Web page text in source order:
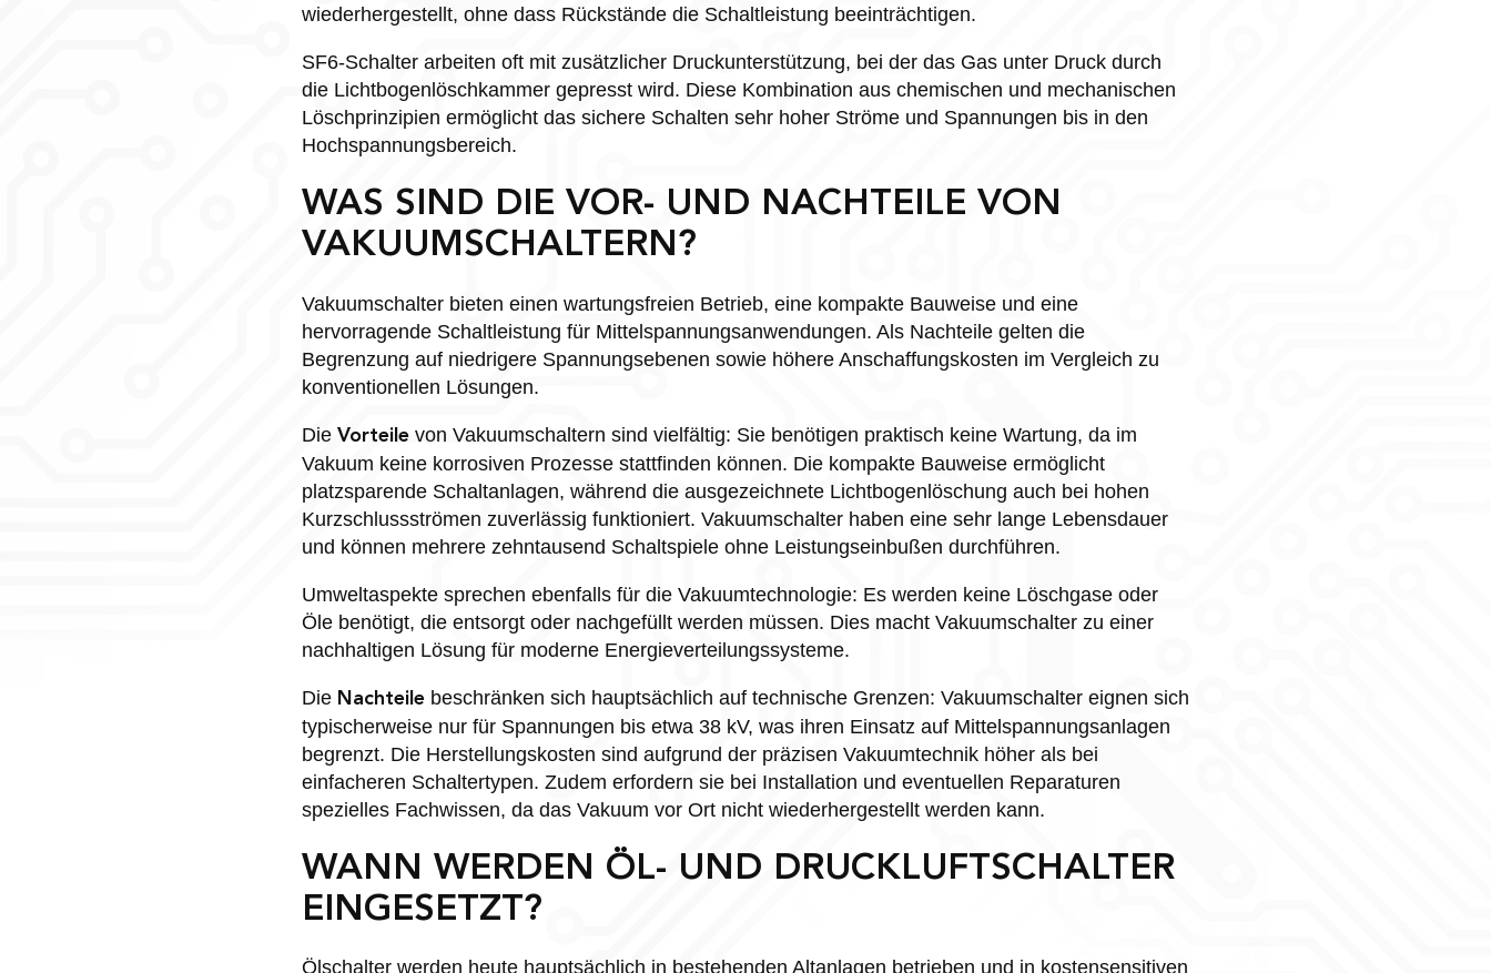
wiederhergestellt, ohne dass Rückstände die Schaltleistung beeinträchtigen.
SF6-Schalter arbeiten oft mit zusätzlicher Druckunterstützung, bei der das Gas unter Druck durch
die Lichtbogenlöschkammer gepresst wird. Diese Kombination aus chemischen und mechanischen
Löschprinzipien ermöglicht das sichere Schalten sehr hoher Ströme und Spannungen bis in den
Hochspannungsbereich.
WAS SIND DIE VOR- UND NACHTEILE VON
VAKUUMSCHALTERN?
Vakuumschalter bieten einen wartungsfreien Betrieb, eine kompakte Bauweise und eine
hervorragende Schaltleistung für Mittelspannungsanwendungen. Als Nachteile gelten die
Begrenzung auf niedrigere Spannungsebenen sowie höhere Anschaffungskosten im Vergleich zu
konventionellen Lösungen.
Die Vorteile von Vakuumschaltern sind vielfältig: Sie benötigen praktisch keine Wartung, da im
Vakuum keine korrosiven Prozesse stattfinden können. Die kompakte Bauweise ermöglicht
platzsparende Schaltanlagen, während die ausgezeichnete Lichtbogenlöschung auch bei hohen
Kurzschlussströmen zuverlässig funktioniert. Vakuumschalter haben eine sehr lange Lebensdauer
und können mehrere zehntausend Schaltspiele ohne Leistungseinbußen durchführen.
Umweltaspekte sprechen ebenfalls für die Vakuumtechnologie: Es werden keine Löschgase oder
Öle benötigt, die entsorgt oder nachgefüllt werden müssen. Dies macht Vakuumschalter zu einer
nachhaltigen Lösung für moderne Energieverteilungssysteme.
Die Nachteile beschränken sich hauptsächlich auf technische Grenzen: Vakuumschalter eignen sich
typischerweise nur für Spannungen bis etwa 38 kV, was ihren Einsatz auf Mittelspannungsanlagen
begrenzt. Die Herstellungskosten sind aufgrund der präzisen Vakuumtechnik höher als bei
einfacheren Schaltertypen. Zudem erfordern sie bei Installation und eventuellen Reparaturen
spezielles Fachwissen, da das Vakuum vor Ort nicht wiederhergestellt werden kann.
WANN WERDEN ÖL- UND DRUCKLUFTSCHALTER
EINGESETZT?
Ölschalter werden heute hauptsächlich in bestehenden Altanlagen betrieben und in kostensensitiven